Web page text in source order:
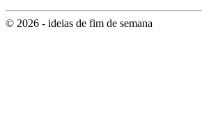
© 2026 - ideias de fim de semana